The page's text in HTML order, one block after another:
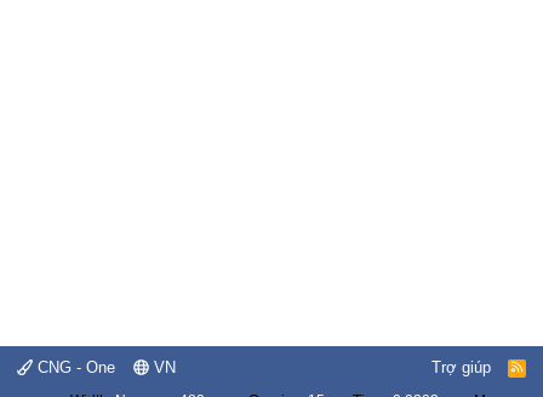
CNG - One VN Trợ giúp
R